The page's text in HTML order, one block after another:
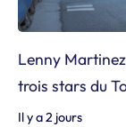
Lenny
trois stars du
Il y a 2 jours